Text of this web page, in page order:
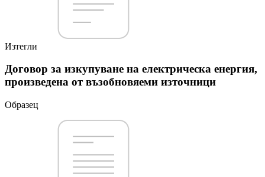
Изтегли
Договор за изкупуване на електрическа енергия,
произведена от възобновяеми източници
Образец